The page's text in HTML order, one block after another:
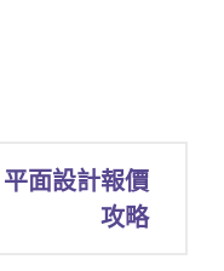
平面設計報價
攻略